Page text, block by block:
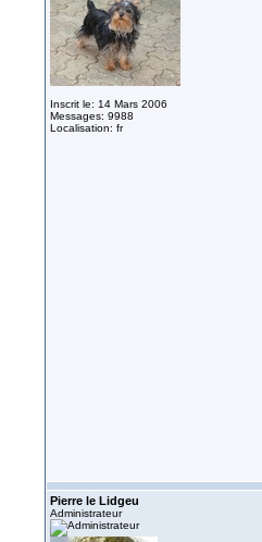
Inscrit le: 14 Mars 2006
Messages: 9988
Localisation: fr
Pierre le Lidgeu
Administrateur